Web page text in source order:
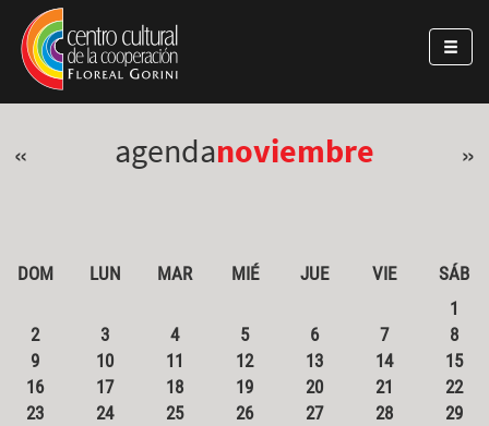
Pasar al contenido principal
Jump to main content
« agendanoviembre »
DOM LUN MAR MIÉ JUE VIE
SÁB
1
2
3 4 5 6 7
8
9
10 11 12 13 14
15
16
17 18 19 20 21
22
23
24 25 26 27 28
29